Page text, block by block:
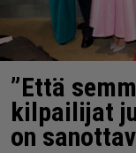
”Että
kilpailijat
on